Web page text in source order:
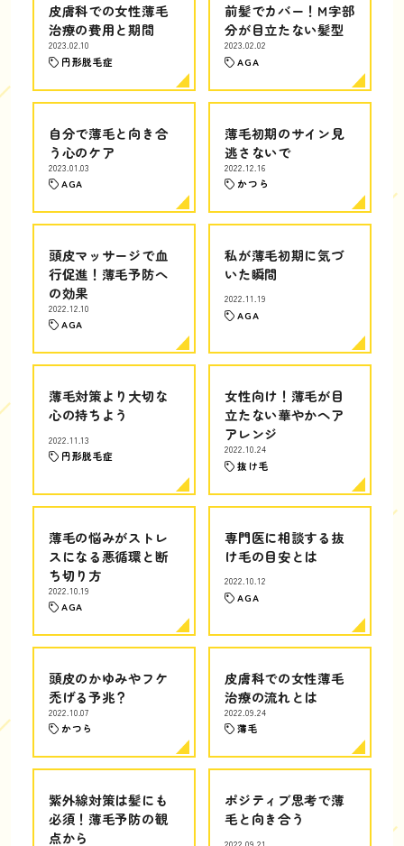
皮膚科での女性薄毛
治療の費用と期間
2023.02.10
円形脱毛症
前髪でカバー！M字部
分が目立たない髪型
2023.02.02
AGA
自分で薄毛と向き合
う心のケア
2023.01.03
AGA
薄毛初期のサイン見
逃さないで
2022.12.16
かつら
頭皮マッサージで血
行促進！薄毛予防へ
の効果
2022.12.10
AGA
私が薄毛初期に気づ
いた瞬間
2022.11.19
AGA
薄毛対策より大切な
心の持ちよう
2022.11.13
円形脱毛症
女性向け！薄毛が目
立たない華やかヘア
アレンジ
2022.10.24
抜け毛
薄毛の悩みがストレ
スになる悪循環と断
ち切り方
2022.10.19
AGA
専門医に相談する抜
け毛の目安とは
2022.10.12
AGA
頭皮のかゆみやフケ
禿げる予兆？
2022.10.07
かつら
皮膚科での女性薄毛
治療の流れとは
2022.09.24
薄毛
紫外線対策は髪にも
必須！薄毛予防の観
点から
ポジティブ思考で薄
毛と向き合う